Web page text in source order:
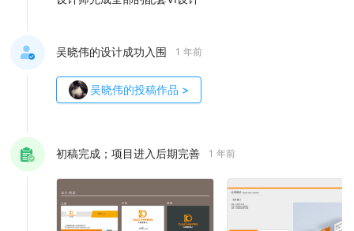
吴晓伟的设计成功入围 1 年前
吴晓伟的投稿作品 >
初稿完成；项目进入后期完善 1 年前